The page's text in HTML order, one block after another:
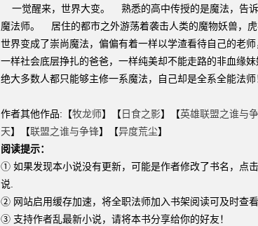
一觉醒来，世界大变。 熟悉的高中传授的是魔法，告
魔法师。 居住的都市之外游荡着袭击人类的魔物妖兽，
世界变成了崇尚魔法，偏偏有着一样以学渣看待自己的老师
一样社会底层挣扎的爸爸，一样纯美却不能走路的非血
绝大多数人都只能够主修一系魔法，自己却是全系全能法师
作者其他作品:【牧龙师】【日食之影】【英雄联盟之谁与
天】【联盟之谁与争锋】【异度荒尘】
阅读提示：
① 如果发现本小说没有更新，可能是作者修改了书名，点
说.
② 网站启用缓存加速，将全职法师加入书架阅读可及时查看
③ 支持作者乱最新小说，请将本书分享给你的好友！